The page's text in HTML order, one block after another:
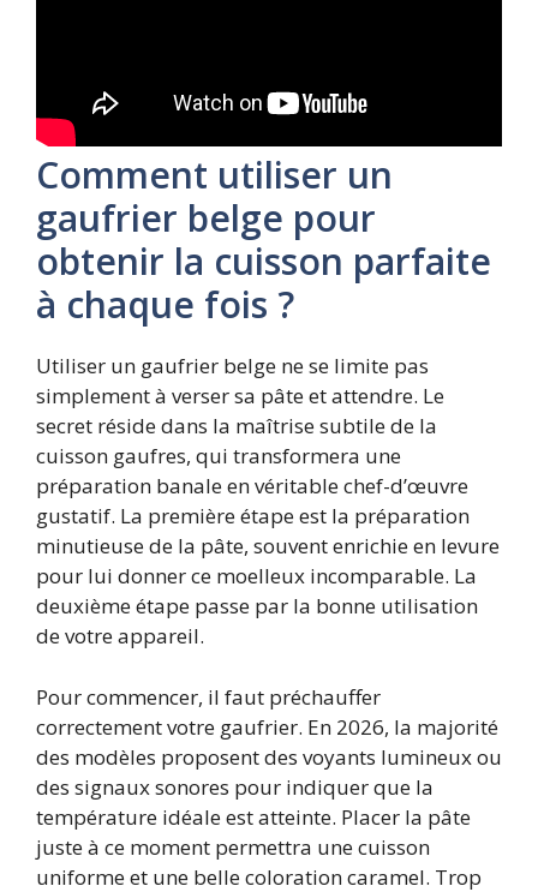
Comment utiliser un
gaufrier belge pour
obtenir la cuisson parfaite
à chaque fois ?
Utiliser un gaufrier belge ne se limite pas
simplement à verser sa pâte et attendre. Le
secret réside dans la maîtrise subtile de la
cuisson gaufres, qui transformera une
préparation banale en véritable chef-d’œuvre
gustatif. La première étape est la préparation
minutieuse de la pâte, souvent enrichie en levure
pour lui donner ce moelleux incomparable. La
deuxième étape passe par la bonne utilisation
de votre appareil.
Pour commencer, il faut préchauffer
correctement votre gaufrier. En 2026, la majorité
des modèles proposent des voyants lumineux ou
des signaux sonores pour indiquer que la
température idéale est atteinte. Placer la pâte
juste à ce moment permettra une cuisson
uniforme et une belle coloration caramel. Trop